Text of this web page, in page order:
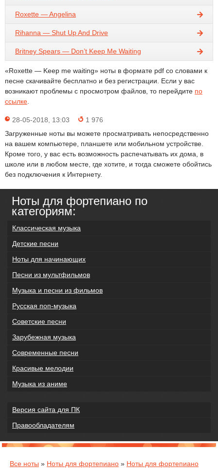
Roxette — Angelina
Rihanna — Shut Up And Drive
Britney Spears — Don’t Keep Me Waiting
«Roxette — Keep me waiting» ноты в формате pdf со словами к
песне скачивайте бесплатно и без регистрации. Если у вас
возникают проблемы с просмотром файлов, то перейдите по
ссылке
28-05-2018, 13:03
1 976
Загруженные ноты вы можете просматривать непосредственно
на вашем компьютере, планшете или мобильном устройстве.
Кроме того, у вас есть возможность распечатывать их дома, в
школе или в любом месте, где хотите, и тогда сможете обойтись
без подключения к Интернету.
Ноты для фортепиано по
категориям:
Классическая музыка
Детские песни
Ноты для начинающих
Песни из мультфильмов
Музыка и песни из фильмов
Русская поп-музыка
Советские песни
Зарубежная музыка
Современные песни
Красивые мелодии
Музыка из аниме
Версия сайта для ПК
Правообладателям
Все ноты » Ноты для фортепиано » Ноты для фортепиано